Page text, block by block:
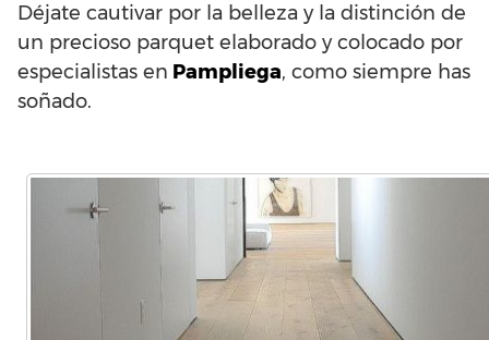
Déjate cautivar por la belleza y la distinción de
un precioso parquet elaborado y colocado por
especialistas en Pampliega, como siempre has
soñado.